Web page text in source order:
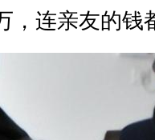
，连亲友的钱